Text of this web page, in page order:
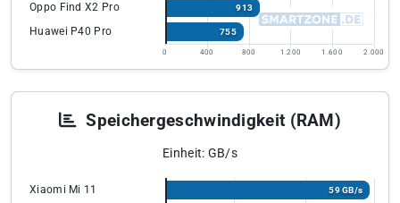
Oppo Find X2 Pro 913
Huawei P40 Pro 755
0 400 800 1.200 1.600 2.000
Speichergeschwindigkeit (RAM)
Einheit: GB/s
Xiaomi Mi 11 59 GB/s